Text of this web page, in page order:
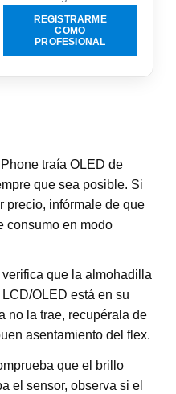
REGISTRARME
COMO
PROFESIONAL
traía OLED de
que sea posible. Si
precio, infórmale de que
consumo en modo
verifica que la almohadilla
OLED está en su
no la trae, recupérala de
asentamiento del flex.
que el brillo
el sensor, observa si el